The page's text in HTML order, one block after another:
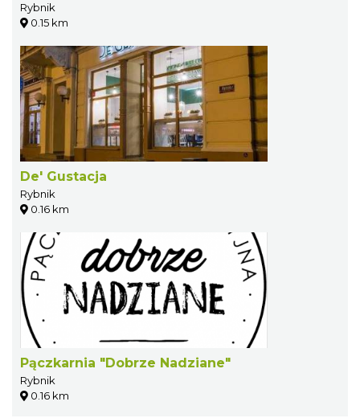
Rybnik
0.15 km
De' Gustacja
Rybnik
0.16 km
Pączkarnia "Dobrze Nadziane"
Rybnik
0.16 km